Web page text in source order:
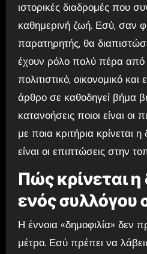
ιστορικές διαδρομές που
καθημερινή ζωή. Εσύ, σαν
παρατηρητής, θα
έχουν ρόλο πολύ πέρα από
πολιτιστικό, οικονομικό
άρθρο σε καθοδηγεί βήμα
κατανοήσεις ποιοι είναι οι
με ποια κριτήρια κρίνεται η
είναι οι επιπτώσεις στην
Πώς κρίνεται η
ενός συλλόγου
Η έννοια «δημοφιλία» δεν
μέτρο. Εσύ πρέπει να